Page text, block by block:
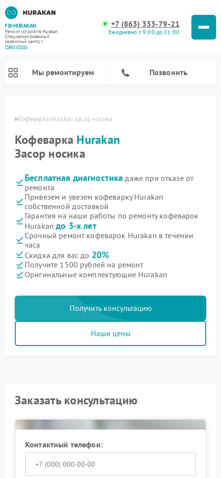
FIX-HURAKAN
Ремонт устройств Hurakan
Специализированный
cервисный центр г.
Мариуполь
+7 (863) 333-79-21
Ежедневно с 9:00 до 21:00
Мы ремонтируем Позвонить
Кофеварка Hurakan засор носика
Кофеварка Hurakan
Засор носика
Бесплатная диагностика даже при отказе от
ремонта
Привезем и увезем кофеварку Hurakan
собственной доставкой
Гарантия на наши работы по ремонту кофеварок
Hurakanдо 3-х лет
Срочный ремонт кофеварок Hurakan в течении
часа
Скидка для вас до 20%
Получите 1500 рублей на ремонт
Оригинальные комплектующие Hurakan
Получить консультацию
Наши цены
Заказать консультацию
Контактный телефон: